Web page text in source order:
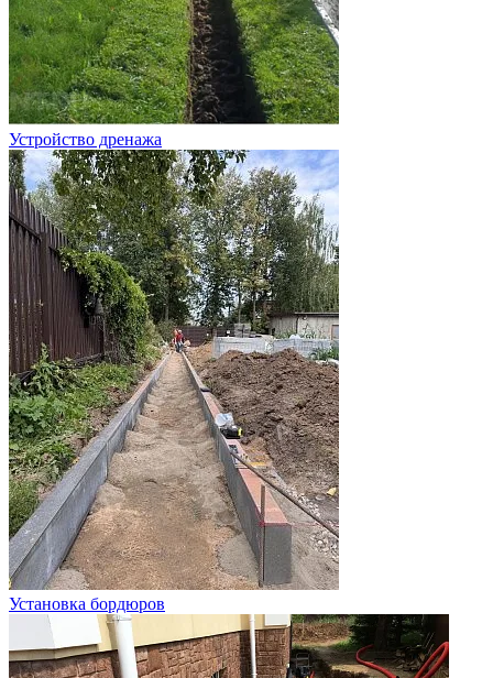
Устройство дренажа
Установка бордюров